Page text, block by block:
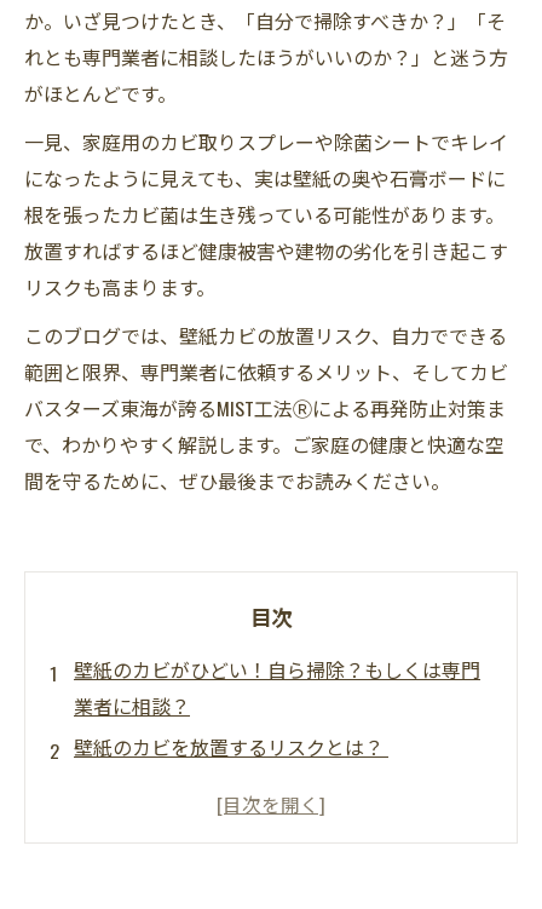
か。いざ見つけたとき、「自分で掃除すべきか？」「そ
れとも専門業者に相談したほうがいいのか？」と迷う方
がほとんどです。
一見、家庭用のカビ取りスプレーや除菌シートでキレイ
になったように見えても、実は壁紙の奥や石膏ボードに
根を張ったカビ菌は生き残っている可能性があります。
放置すればするほど健康被害や建物の劣化を引き起こす
リスクも高まります。
このブログでは、壁紙カビの放置リスク、自力でできる
範囲と限界、専門業者に依頼するメリット、そしてカビ
バスターズ東海が誇るMIST工法Ⓡによる再発防止対策ま
で、わかりやすく解説します。ご家庭の健康と快適な空
間を守るために、ぜひ最後までお読みください。
目次
壁紙のカビがひどい！自ら掃除？もしくは専門
業者に相談？
壁紙のカビを放置するリスクとは？
自分で掃除する前に知っておくべき4つの注意